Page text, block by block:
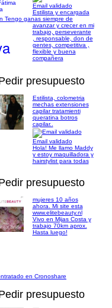
Email validado
Estilista y encargada
Tengo ganas siempre de
avanzar y crecer en mi
trabajo, perseverante
, responsable, don de
gentes, competitiva ,
flexible y buena
compañera
presupuesto
Estilista, colometria
mechas extensiones
capilar tratamienti
queratina botros
capilar..
presupuesto
Email validado
Hola! Me llamo Maddy
y estoy maquilladora y
hairstylist para todas
mujeres 10 años
ahora. Mi site esta
www.elitebeauty.nl
Vivo en Mijas Costa y
trabajo 70km aprox.
Hasta luego!
en Cronoshare
presupuesto